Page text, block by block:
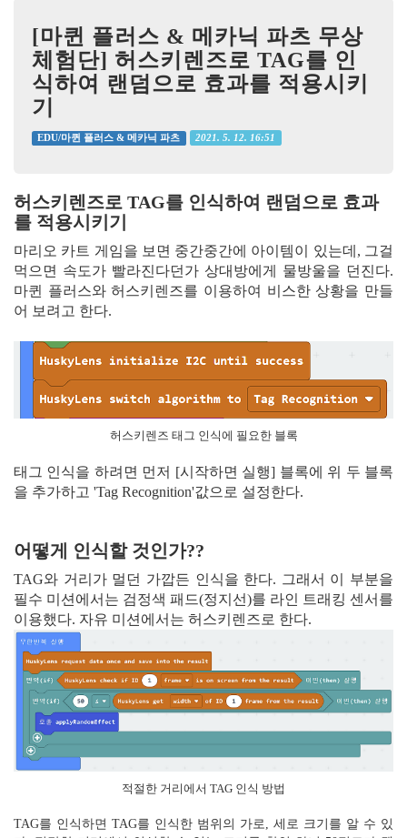
[마퀸 플러스 & 메카닉 파츠 무상
체험단] 허스키렌즈로 TAG를 인
식하여 랜덤으로 효과를 적용시키
기
EDU/마퀸 플러스 & 메카닉 파츠 2021. 5. 12. 16:51
허스키렌즈로 TAG를 인식하여 랜덤으로 효과
를 적용시키기
마리오 카트 게임을 보면 중간중간에 아이템이 있는데, 그걸
먹으면 속도가 빨라진다던가 상대방에게 물방울을 던진다.
마퀸 플러스와 허스키렌즈를 이용하여 비스한 상황을 만들
어 보려고 한다.
허스키렌즈 태그 인식에 필요한 블록
태그 인식을 하려면 먼저 [시작하면 실행] 블록에 위 두 블록
을 추가하고 'Tag Recognition'값으로 설정한다.
어떻게 인식할 것인가??
TAG와 거리가 멀던 가깝든 인식을 한다. 그래서 이 부분을
필수 미션에서는 검정색 패드(정지선)를 라인 트래킹 센서를
이용했다. 자유 미션에서는 허스키렌즈로 한다.
적절한 거리에서 TAG 인식 방법
TAG를 인식하면 TAG를 인식한 범위의 가로, 세로 크기를 알 수 있